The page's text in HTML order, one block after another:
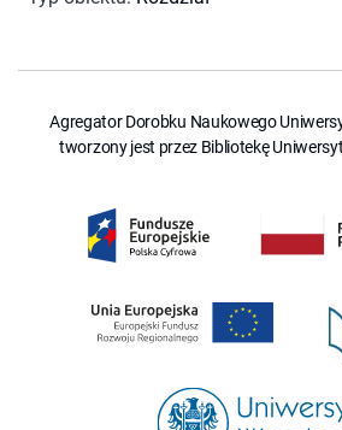
Agregator Dorobku Naukowego
tworzony jest przez Bibliotekę